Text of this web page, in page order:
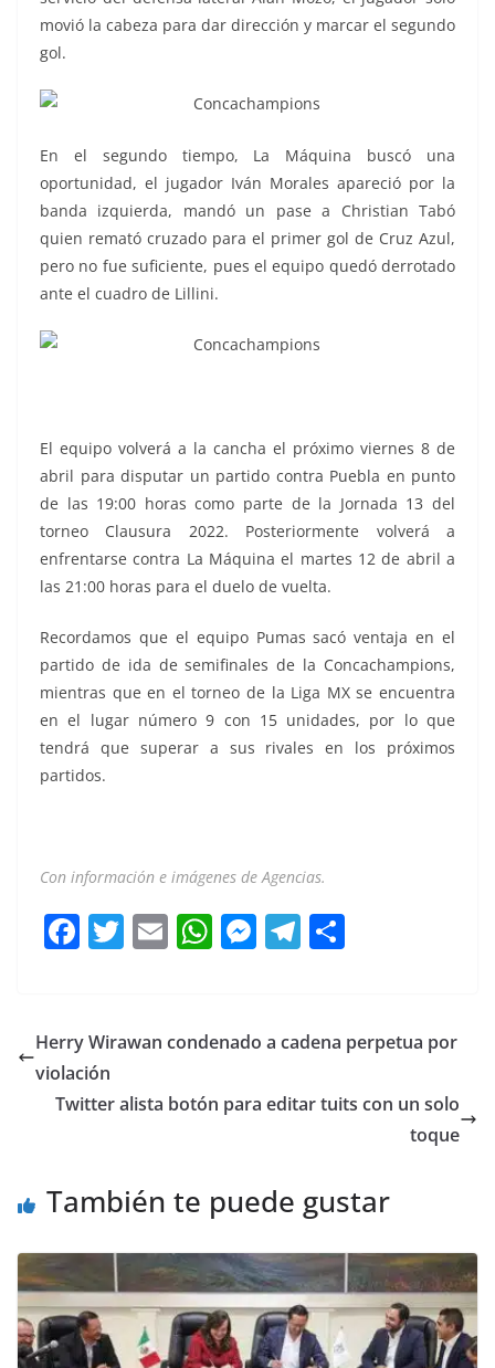
movió la cabeza para dar dirección y marcar el segundo
gol.
En el segundo tiempo, La Máquina buscó una
oportunidad, el jugador Iván Morales apareció por la
banda izquierda, mandó un pase a Christian Tabó
quien remató cruzado para el primer gol de Cruz Azul,
pero no fue suficiente, pues el equipo quedó derrotado
ante el cuadro de Lillini.
El equipo volverá a la cancha el próximo viernes 8 de
abril para disputar un partido contra Puebla en punto
de las 19:00 horas como parte de la Jornada 13 del
torneo Clausura 2022. Posteriormente volverá a
enfrentarse contra La Máquina el martes 12 de abril a
las 21:00 horas para el duelo de vuelta.
Recordamos que el equipo Pumas sacó ventaja en el
partido de ida de semifinales de la Concachampions,
mientras que en el torneo de la Liga MX se encuentra
en el lugar número 9 con 15 unidades, por lo que
tendrá que superar a sus rivales en los próximos
partidos.
Con información e imágenes de Agencias.
F
e
b
o
T
er
E
l
W
s
p
M
e
g
T
gr
m
p
tir
Herry Wirawan condenado a cadena perpetua por
violación
Twitter alista botón para editar tuits con un solo
toque
También te puede gustar